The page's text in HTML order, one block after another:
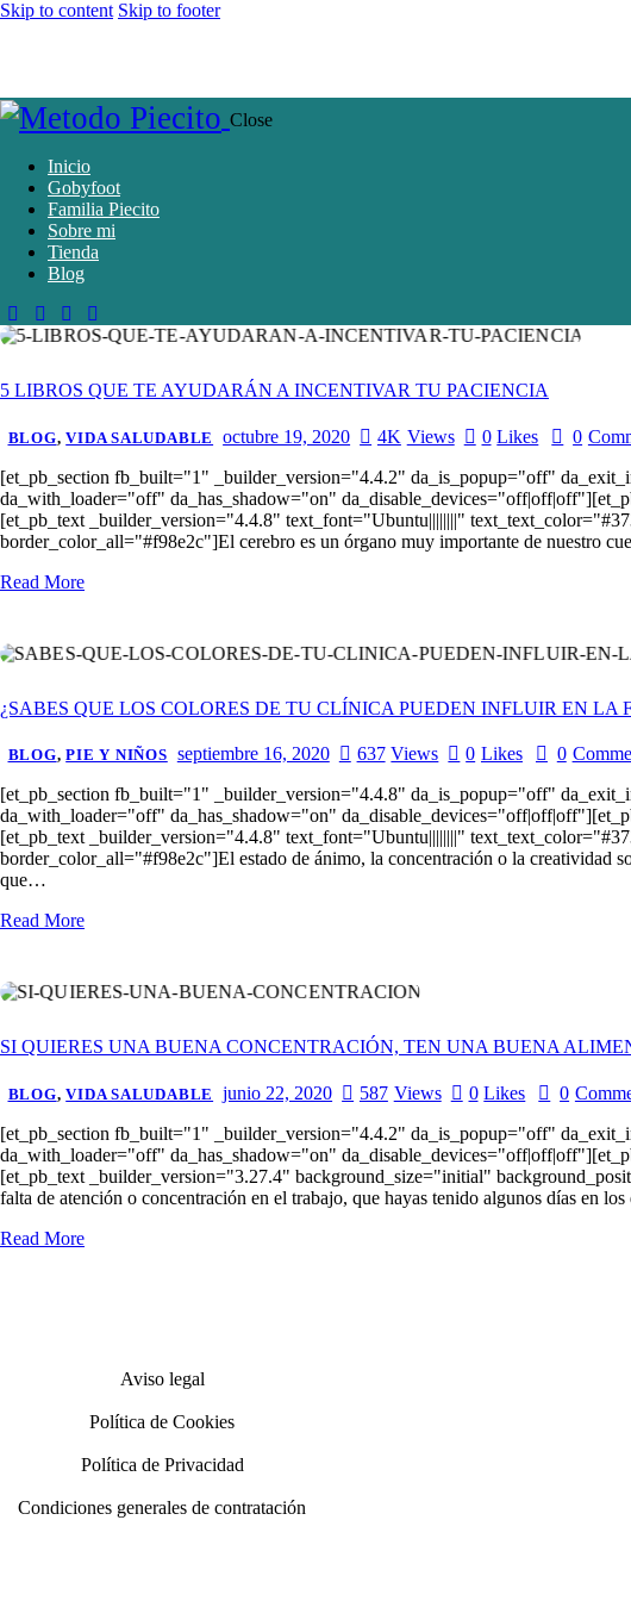
Skip to content Skip to footer
Close
Inicio
Gobyfoot
Familia Piecito
Sobre mi
Tienda
Blog
5 LIBROS QUE TE AYUDARÁN A INCENTIVAR TU PACIENCIA
BLOG,VIDA SALUDABLE octubre 19, 2020 4K Views 0 Likes 0
[et_pb_section fb_built="1" _builder_version="4.4.2" da_is_popup="off"
da_with_loader="off" da_has_shadow="on"
[et_pb_text _builder_version="4.4.8" text_font="Ubuntu||||||||"
border_color_all="#f98e2c"]El cerebro es un órgano muy importante de nuestro
Read More
¿SABES QUE LOS COLORES DE TU CLÍNICA PUEDEN INFLUIR EN
BLOG,PIE Y NIÑOS septiembre 16, 2020 637 Views 0 Likes 0
[et_pb_section fb_built="1" _builder_version="4.4.8" da_is_popup="off"
da_with_loader="off" da_has_shadow="on"
[et_pb_text _builder_version="4.4.8" text_font="Ubuntu||||||||"
border_color_all="#f98e2c"]El estado de ánimo, la concentración o la creatividad
que…
Read More
SI QUIERES UNA BUENA CONCENTRACIÓN, TEN UNA BUENA
BLOG,VIDA SALUDABLE junio 22, 2020 587 Views 0 Likes 0
[et_pb_section fb_built="1" _builder_version="4.4.2" da_is_popup="off"
da_with_loader="off" da_has_shadow="on"
[et_pb_text _builder_version="3.27.4" background_size="initial"
falta de atención o concentración en el trabajo, que hayas tenido algunos días en
Read More
Aviso legal
Política de Cookies
Política de Privacidad
Condiciones generales de contratación